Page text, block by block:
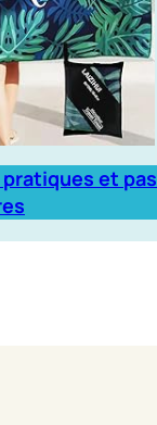
et pas